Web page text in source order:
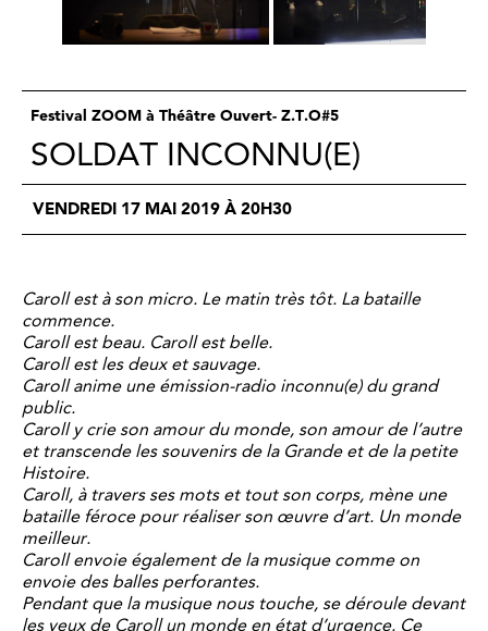
Festival ZOOM à Théâtre Ouvert- Z.T.O#5
SOLDAT INCONNU(E)
VENDREDI 17 MAI 2019 À 20H30
Caroll est à son micro. Le matin très tôt. La bataille
commence.
Caroll est beau. Caroll est belle.
Caroll est les deux et sauvage.
Caroll anime une émission-radio inconnu(e) du grand
public.
Caroll y crie son amour du monde, son amour de l’autre
et transcende les souvenirs de la Grande et de la petite
Histoire.
Caroll, à travers ses mots et tout son corps, mène une
bataille féroce pour réaliser son œuvre d’art. Un monde
meilleur.
Caroll envoie également de la musique comme on
envoie des balles perforantes.
Pendant que la musique nous touche, se déroule devant
les yeux de Caroll un monde en état d’urgence. Ce